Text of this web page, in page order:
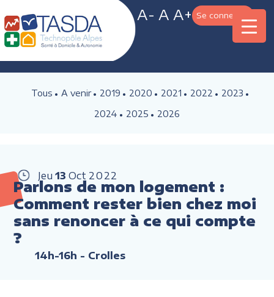
A- A A+ Se connecter
Tous A venir 2019 2020 2021 2022
2023
2024
2025 2026
Jeu 13 Oct 2022
Parlons de mon logement :
Comment rester bien chez moi
sans renoncer à ce qui compte
?
14h-16h - Crolles